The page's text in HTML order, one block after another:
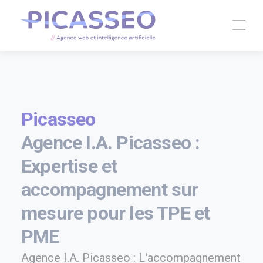
Picasseo
Agence I.A. Picasseo :
Expertise et
accompagnement sur
mesure pour les TPE et
PME
Agence I.A. Picasseo : L'accompagnement